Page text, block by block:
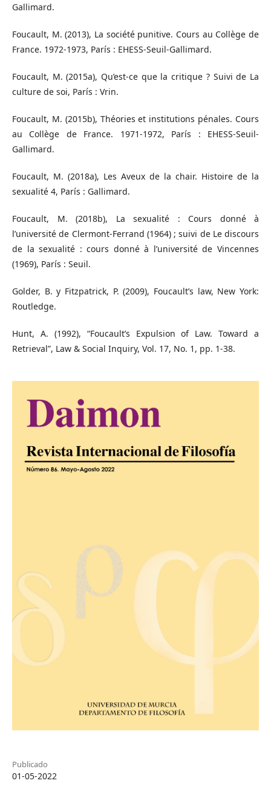
Gallimard.
Foucault, M. (2013), La société punitive. Cours au Collège de
France. 1972-1973, París : EHESS-Seuil-Gallimard.
Foucault, M. (2015a), Qu’est-ce que la critique ? Suivi de La
culture de soi, París : Vrin.
Foucault, M. (2015b), Théories et institutions pénales. Cours
au Collège de France. 1971-1972, París : EHESS-Seuil-
Gallimard.
Foucault, M. (2018a), Les Aveux de la chair. Histoire de la
sexualité 4, París : Gallimard.
Foucault, M. (2018b), La sexualité : Cours donné à
l’université de Clermont-Ferrand (1964) ; suivi de Le discours
de la sexualité : cours donné à l’université de Vincennes
(1969), París : Seuil.
Golder, B. y Fitzpatrick, P. (2009), Foucault’s law, New York:
Routledge.
Hunt, A. (1992), “Foucault’s Expulsion of Law. Toward a
Retrieval”, Law & Social Inquiry, Vol. 17, No. 1, pp. 1-38.
Publicado
01-05-2022